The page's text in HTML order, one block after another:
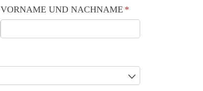
VORNAME UND NACHNAME *
(is vereist)